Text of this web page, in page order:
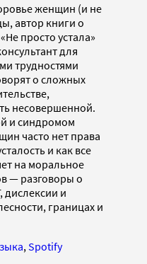
женщин (и не
автор книги о
просто устала»
для
трудностями
о сложных
несовершенной.
и синдромом
часто нет права
и как все
на моральное
— разговоры о
дислексии и
границах и
, Spotify